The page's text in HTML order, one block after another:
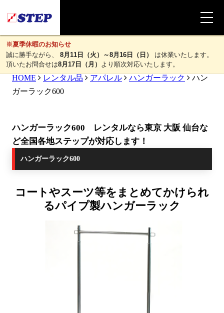
※夏季休暇のお知らせ
誠に勝手ながら、
8月11日（火）～8月16日（日） は休業いたします。
頂いたお問合せは8月17日（月） より順次対応いたします。
HOME レンタル品 アパレル ハンガーラック
ハン
ガーラック600
ハンガーラック600 レンタルなら東京 大阪 仙台な
ど全国各地ステップが対応します！
ハンガーラック600
コートやスーツ等をまとめてかけられ
るパイプ製ハンガーラック